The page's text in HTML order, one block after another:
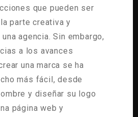
que pueden ser
parte creativa y
agencia. Sin embargo,
a los avances
una marca se ha
más fácil, desde
y diseñar su logo
página web y